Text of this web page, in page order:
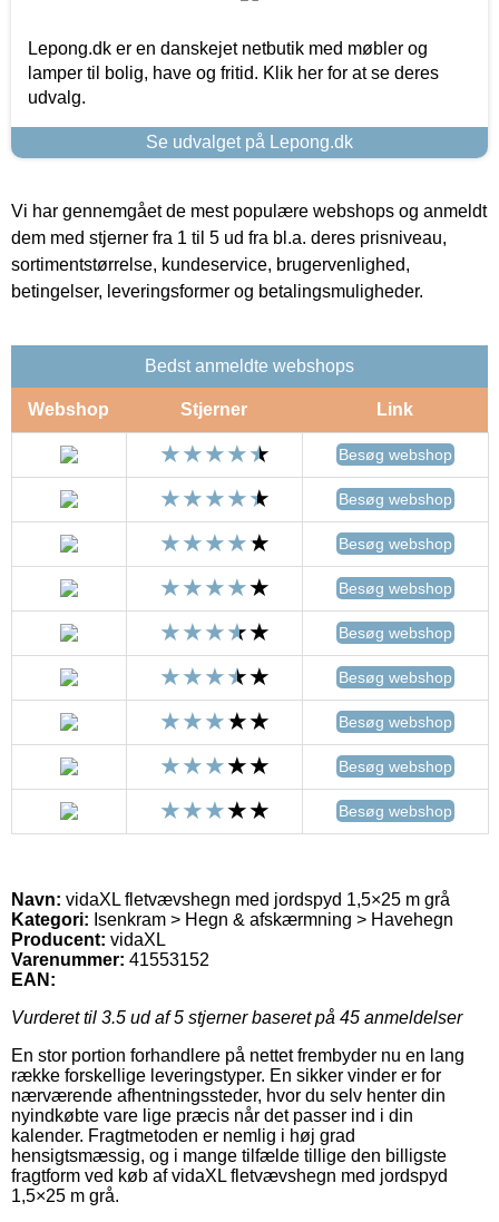
Lepong.dk er en danskejet netbutik med møbler og
lamper til bolig, have og fritid. Klik her for at se deres
udvalg.
Se udvalget på Lepong.dk
Vi har gennemgået de mest populære webshops og anmeldt
dem med stjerner fra 1 til 5 ud fra bl.a. deres prisniveau,
sortimentstørrelse, kundeservice, brugervenlighed,
betingelser, leveringsformer og betalingsmuligheder.
Bedst anmeldte webshops
Webshop Stjerner Link
Besøg webshop
Besøg webshop
Besøg webshop
Besøg webshop
Besøg webshop
Besøg webshop
Besøg webshop
Besøg webshop
Besøg webshop
Navn: vidaXL fletvævshegn med jordspyd 1,5×25 m grå
Kategori: Isenkram > Hegn & afskærmning > Havehegn
Producent: vidaXL
Varenummer: 41553152
EAN:
Vurderet til 3.5 ud af 5 stjerner baseret på 45 anmeldelser
En stor portion forhandlere på nettet frembyder nu en lang
række forskellige leveringstyper. En sikker vinder er for
nærværende afhentningssteder, hvor du selv henter din
nyindkøbte vare lige præcis når det passer ind i din
kalender. Fragtmetoden er nemlig i høj grad
hensigtsmæssig, og i mange tilfælde tillige den billigste
fragtform ved køb af vidaXL fletvævshegn med jordspyd
1,5×25 m grå.